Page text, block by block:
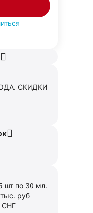
СКИДКИ
шт по 30 мл.
руб
СНГ